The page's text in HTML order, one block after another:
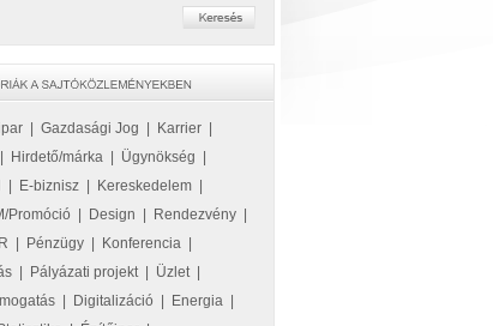
Gazdasági Jog Karrier
Hirdető/márka Ügynökség
E-biznisz Kereskedelem
Promóció Design Rendezvény
Pénzügy Konferencia
Pályázati projekt| Üzlet|
Digitalizáció Energia